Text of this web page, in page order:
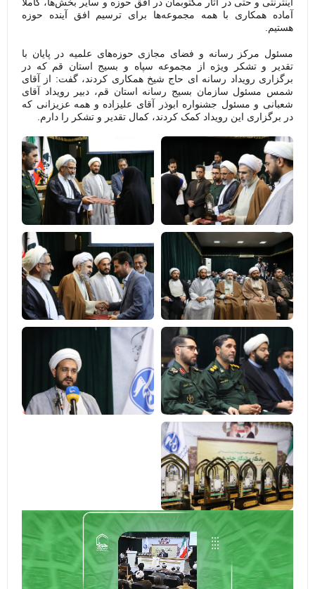
اینترنتی و حتی در آثار مکتوبمان در افق حوزه و سایر بخش‌ها، کاملاً
آماده همکاری با همه مجموعه‌ها برای ترسیم افق آینده حوزه
هستیم.
مسئول مرکز رسانه و فضای مجازی حوزه‌های علمیه در پایان با
تقدیر و تشکر ویژه از مجموعه سپاه و بسیج استان قم که در
برگزاری رویداد رسانه ای حاج شیخ همکاری کردند، گفت: از آقای
شمس مسئول سازمان بسیج رسانه استان قم، دبیر رویداد آقای
شعبانی و مسئول جشنواره ابوذر آقای علیزاده و همه عزیزانی که
در برگزاری این رویداد کمک کردند، کمال تقدیر و تشکر را دارم.